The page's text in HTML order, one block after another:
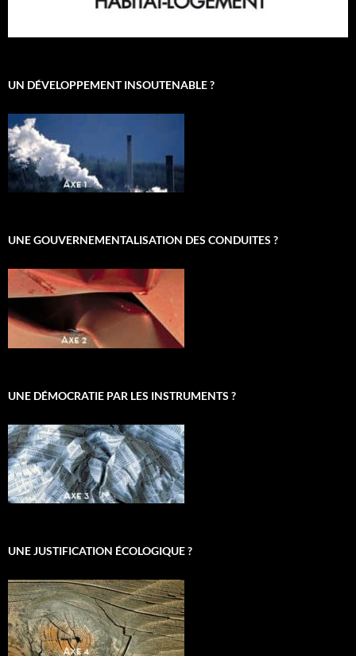
UN DÉVELOPPEMENT INSOUTENABLE ?
UNE GOUVERNEMENTALISATION DES CONDUITES ?
UNE DÉMOCRATIE PAR LES INSTRUMENTS ?
UNE JUSTIFICATION ÉCOLOGIQUE ?